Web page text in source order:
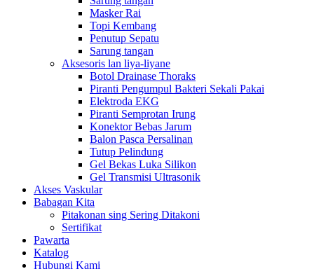
Masker Rai
Topi Kembang
Penutup Sepatu
Sarung tangan
Aksesoris lan liya-liyane
Botol Drainase Thoraks
Piranti Pengumpul Bakteri Sekali Pakai
Elektroda EKG
Piranti Semprotan Irung
Konektor Bebas Jarum
Balon Pasca Persalinan
Tutup Pelindung
Gel Bekas Luka Silikon
Gel Transmisi Ultrasonik
Akses Vaskular
Babagan Kita
Pitakonan sing Sering Ditakoni
Sertifikat
Pawarta
Katalog
Hubungi Kami